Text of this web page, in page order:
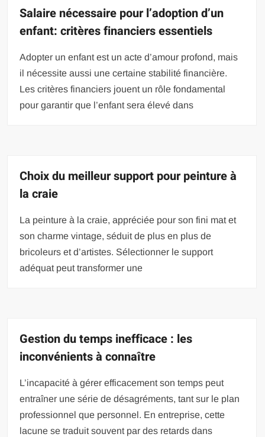
Salaire nécessaire pour l’adoption d’un
enfant: critères financiers essentiels
Adopter un enfant est un acte d’amour profond, mais
il nécessite aussi une certaine stabilité financière.
Les critères financiers jouent un rôle fondamental
pour garantir que l’enfant sera élevé dans
Choix du meilleur support pour peinture à
la craie
La peinture à la craie, appréciée pour son fini mat et
son charme vintage, séduit de plus en plus de
bricoleurs et d’artistes. Sélectionner le support
adéquat peut transformer une
Gestion du temps inefficace : les
inconvénients à connaître
L’incapacité à gérer efficacement son temps peut
entraîner une série de désagréments, tant sur le plan
professionnel que personnel. En entreprise, cette
lacune se traduit souvent par des retards dans